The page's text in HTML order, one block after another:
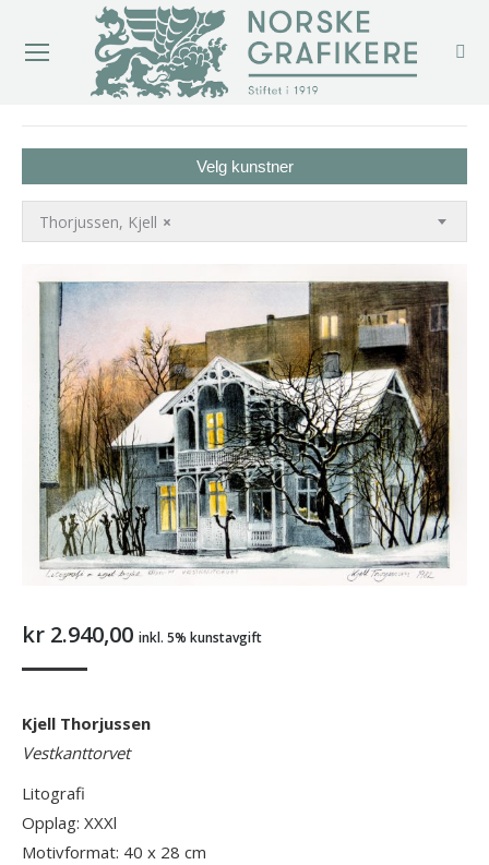
Velg kunstner
×
Thorjussen, Kjell
kr 2.940,00 inkl. 5% kunstavgift
Kjell Thorjussen
Vestkanttorvet
Litografi
Opplag: XXXl
Motivformat: 40 x 28 cm